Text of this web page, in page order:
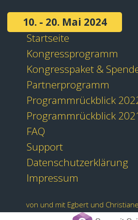
10. - 20. Mai 2024
Startseite
Kongressprogramm
Kongresspaket &
Partnerprogramm
Programmrückblick
Programmrückblick
FAQ
Support
Datenschutzerklärung
Impressum
von und mit Egbert und